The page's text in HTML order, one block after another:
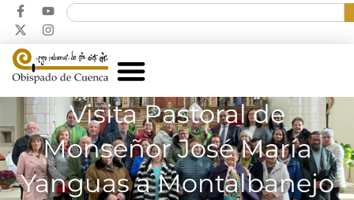
Visita Pastoral de
Monseñor José María
Yanguas a Montalbanejo